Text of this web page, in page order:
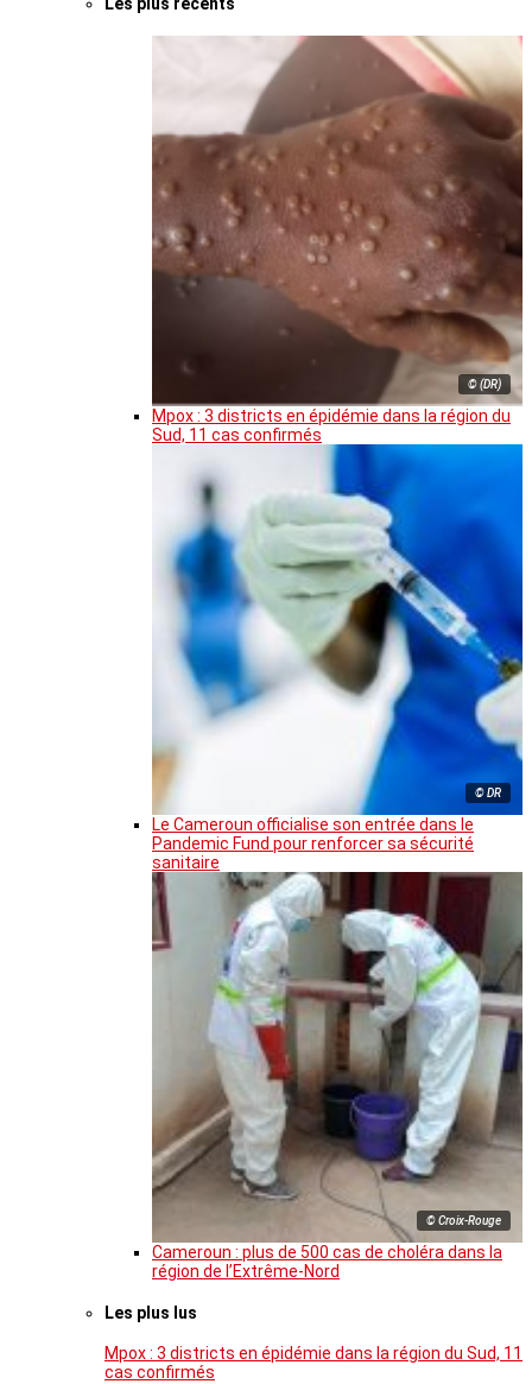
Les plus récents
© (DR)
Mpox : 3 districts en épidémie dans la région du
Sud, 11 cas confirmés
© DR
Le Cameroun officialise son entrée dans le
Pandemic Fund pour renforcer sa sécurité
sanitaire
© Croix-Rouge
Cameroun : plus de 500 cas de choléra dans la
région de l’Extrême-Nord
Les plus lus
Mpox : 3 districts en épidémie dans la région du Sud, 11
cas confirmés